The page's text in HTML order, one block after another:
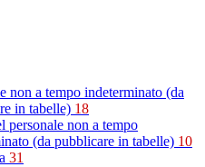
non a tempo indeterminato (da
in tabelle) 18
personale non a tempo
(da pubblicare in tabelle) 10
31